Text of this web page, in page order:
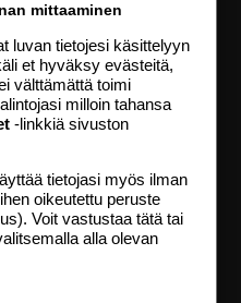
tiedot, aikataulut ja
verkon kävijöistä
TUOTTEET
mittaaminen
luvan tietojesi käsittelyyn
et hyväksy evästeitä,
välttämättä toimi
milloin tahansa
-linkkiä sivuston
tietojasi myös ilman
oikeutettu peruste
Voit vastustaa tätä tai
alla olevan